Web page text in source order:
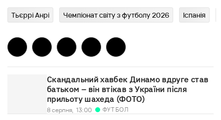
Тьєррі Анрі Чемпіонат світу з футболу 2026 Іспанія
Скандальний хавбек Динамо вдруге став
батьком – він втікав з України після
прильоту шахеда (ФОТО)
8 серпня, 13:00 ФУТБОЛ